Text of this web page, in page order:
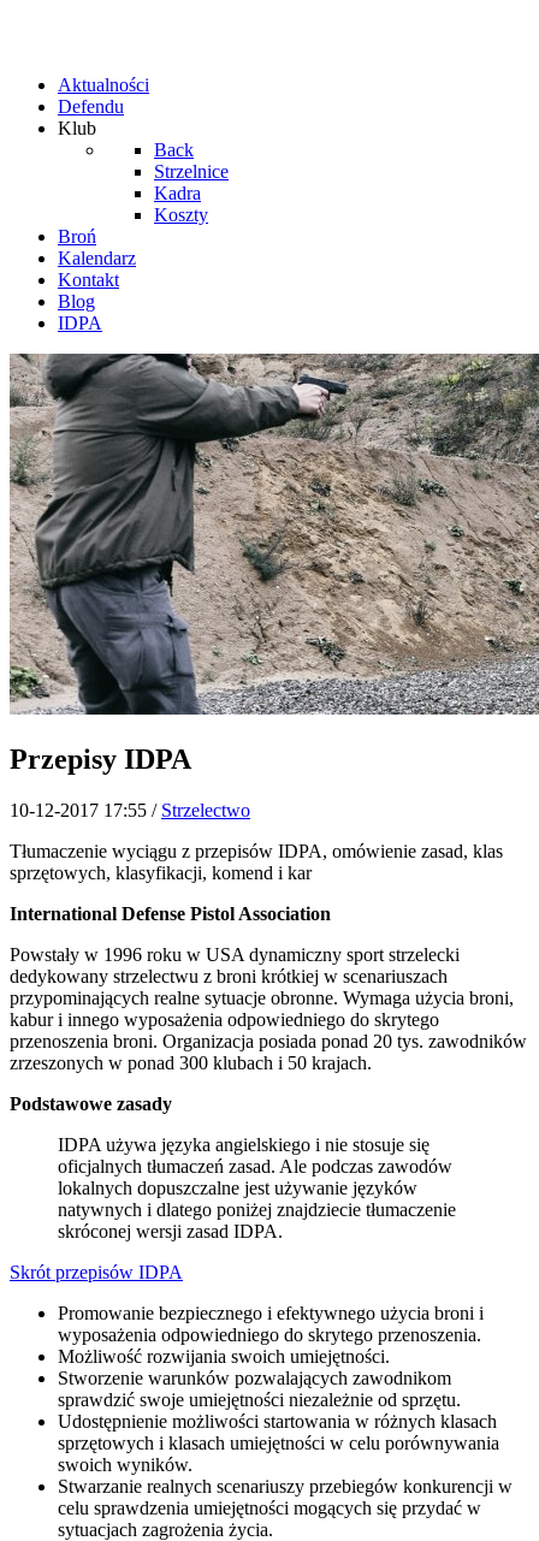
Aktualności
Defendu
Klub
Back
Strzelnice
Kadra
Koszty
Broń
Kalendarz
Kontakt
Blog
IDPA
Przepisy IDPA
10-12-2017 17:55 / Strzelectwo
Tłumaczenie wyciągu z przepisów IDPA, omówienie zasad, klas
sprzętowych, klasyfikacji, komend i kar
International Defense Pistol Association
Powstały w 1996 roku w USA dynamiczny sport strzelecki
dedykowany strzelectwu z broni krótkiej w scenariuszach
przypominających realne sytuacje obronne. Wymaga użycia broni,
kabur i innego wyposażenia odpowiedniego do skrytego
przenoszenia broni. Organizacja posiada ponad 20 tys. zawodników
zrzeszonych w ponad 300 klubach i 50 krajach.
Podstawowe zasady
IDPA używa języka angielskiego i nie stosuje się
oficjalnych tłumaczeń zasad. Ale podczas zawodów
lokalnych dopuszczalne jest używanie języków
natywnych i dlatego poniżej znajdziecie tłumaczenie
skróconej wersji zasad IDPA.
Skrót przepisów IDPA
Promowanie bezpiecznego i efektywnego użycia broni i
wyposażenia odpowiedniego do skrytego przenoszenia.
Możliwość rozwijania swoich umiejętności.
Stworzenie warunków pozwalających zawodnikom
sprawdzić swoje umiejętności niezależnie od sprzętu.
Udostępnienie możliwości startowania w różnych klasach
sprzętowych i klasach umiejętności w celu porównywania
swoich wyników.
Stwarzanie realnych scenariuszy przebiegów konkurencji w
celu sprawdzenia umiejętności mogących się przydać w
sytuacjach zagrożenia życia.